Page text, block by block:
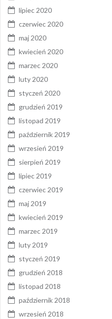
lipiec 2020
czerwiec 2020
maj 2020
kwiecień 2020
marzec 2020
luty 2020
styczeń 2020
grudzień 2019
listopad 2019
październik 2019
wrzesień 2019
sierpień 2019
lipiec 2019
czerwiec 2019
maj 2019
kwiecień 2019
marzec 2019
luty 2019
styczeń 2019
grudzień 2018
listopad 2018
październik 2018
wrzesień 2018